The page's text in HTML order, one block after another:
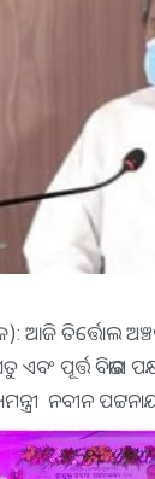
ଆଜି ତିର୍ତ୍ତୋଲ
ଏବଂ ପୂର୍ତ୍ତ
ନବୀନ